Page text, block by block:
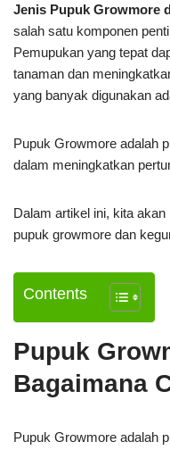
Jenis Pupuk Growmore
salah satu komponen
Pemupukan yang tepat
tanaman dan
yang banyak digunakan
Pupuk Growmore adalah
dalam meningkatkan
Dalam artikel ini, kita
pupuk growmore dan
Contents
Pupuk
Bagaimana
Pupuk Growmore adalah